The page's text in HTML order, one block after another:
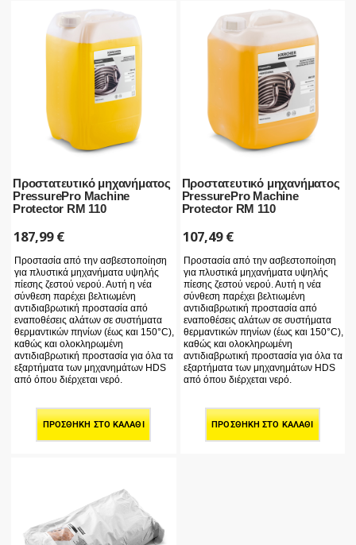
Προστατευτικό μηχανήματος
PressurePro Machine
Protector RM 110
187,99€
Προστασία από την ασβεστοποίηση
για πλυστικά μηχανήματα υψηλής
πίεσης ζεστού νερού. Αυτή η νέα
σύνθεση παρέχει βελτιωμένη
αντιδιαβρωτική προστασία από
εναποθέσεις αλάτων σε συστήματα
θερμαντικών πηνίων (έως και 150°C),
καθώς και ολοκληρωμένη
αντιδιαβρωτική προστασία για όλα τα
εξαρτήματα των μηχανημάτων HDS
από όπου διέρχεται νερό.
ΠΡΟΣΘΉΚΗ ΣΤΟ ΚΑΛΆΘΙ
Προστατευτικό μηχανήματος
PressurePro Machine
Protector RM 110
107,49€
Προστασία από την ασβεστοποίηση
για πλυστικά μηχανήματα υψηλής
πίεσης ζεστού νερού. Αυτή η νέα
σύνθεση παρέχει βελτιωμένη
αντιδιαβρωτική προστασία από
εναποθέσεις αλάτων σε συστήματα
θερμαντικών πηνίων (έως και 150°C),
καθώς και ολοκληρωμένη
αντιδιαβρωτική προστασία για όλα τα
εξαρτήματα των μηχανημάτων HDS
από όπου διέρχεται νερό.
ΠΡΟΣΘΉΚΗ ΣΤΟ ΚΑΛΆΘΙ